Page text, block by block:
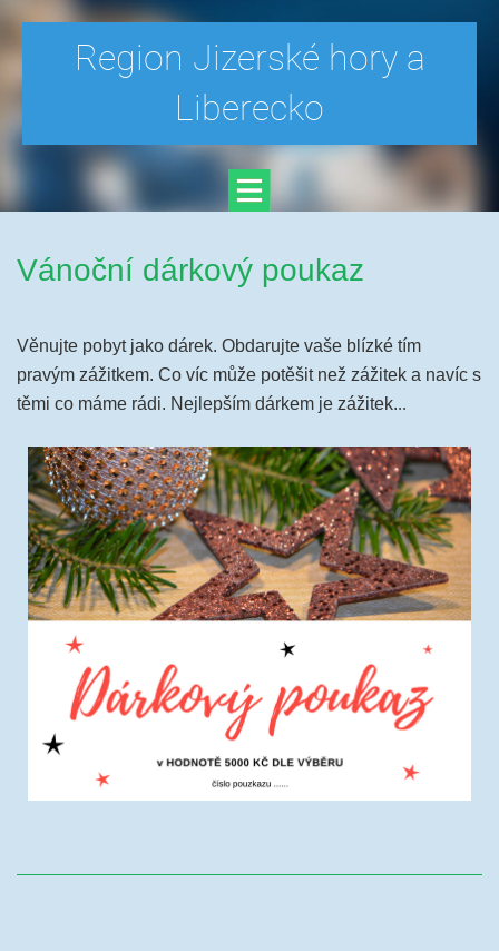
Region Jizerské hory a
Liberecko
Vánoční dárkový poukaz
Věnujte pobyt jako dárek. Obdarujte vaše blízké tím
pravým zážitkem. Co víc může potěšit než zážitek a navíc s
těmi co máme rádi. Nejlepším dárkem je zážitek...